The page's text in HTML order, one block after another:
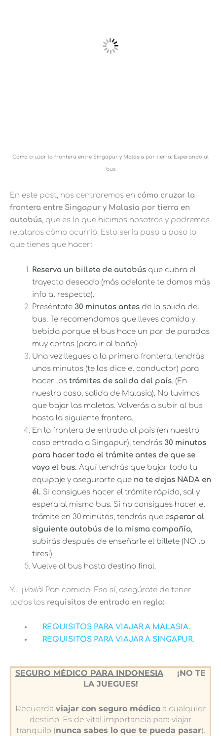
Cómo cruzar la frontera entre Singapur y Malasia por tierra: Esperando al
bus
En este post, nos centraremos en cómo cruzar la
frontera entre Singapur y Malasia por tierra en
autobús, que es lo que hicimos nosotros y podremos
relataros cómo ocurrió. Esto sería paso a paso lo
que tienes que hacer:
Reserva un billete de autobús que cubra el
trayecto deseado (más adelante te damos más
info al respecto).
Preséntate 30 minutos antes de la salida del
bus. Te recomendamos que lleves comida y
bebida porque el bus hace un par de paradas
muy cortas (para ir al baño).
Una vez llegues a la primera frontera, tendrás
unos minutos (te los dice el conductor) para
hacer los trámites de salida del país. (En
nuestro caso, salida de Malasia). No tuvimos
que bajar las maletas. Volverás a subir al bus
hasta la siguiente frontera.
En la frontera de entrada al país (en nuestro
caso entrada a Singapur), tendrás 30 minutos
para hacer todo el trámite antes de que se
vaya el bus. Aquí tendrás que bajar todo tu
equipaje y asegurarte que no te dejas NADA en
él. Si consigues hacer el trámite rápido, sal y
espera al mismo bus. Si no consigues hacer el
trámite en 30 minutos, tendrás que esperar al
siguiente autobús de la misma compañía,
subirás después de enseñarle el billete (NO lo
tires!).
Vuelve al bus hasta destino final.
Y… ¡ Voilà! Pan comido. Eso sí, asegúrate de tener
todos los requisitos de entrada en regla:
REQUISITOS PARA VIAJAR A MALASIA.
REQUISITOS PARA VIAJAR A SINGAPUR.
SEGURO MÉDICO PARA INDONESIA
¡NO TE
LA JUEGUES!
Recuerda viajar con seguro médico a cualquier
destino. Es de vital importancia para viajar
tranquilo (nunca sabes lo que te pueda pasar).